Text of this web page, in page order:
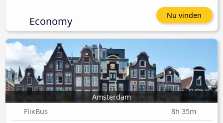
Economy Nu vinden
Amsterdam
FlixBus
8h 35m